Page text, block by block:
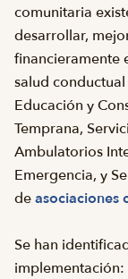
comunitaria
desarrollar,
financieramente
salud
Educación y
Temprana,
Ambulatorios
Emergencia, y
deasociaciones
Se han
implementación: